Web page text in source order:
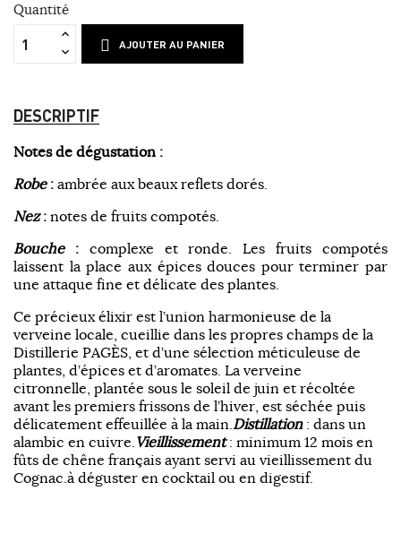
Quantité
AJOUTER AU PANIER
DESCRIPTIF
Notes de dégustation :
Robe: ambrée aux beaux reflets dorés.
Nez: notes de fruits compotés.
Bouche: complexe et ronde. Les fruits compotés
laissent la place aux épices douces pour terminer par
une attaque fine et délicate des plantes.
Ce précieux élixir est l’union harmonieuse de la
verveine locale, cueillie dans les propres champs de la
Distillerie PAGÈS, et d’une sélection méticuleuse de
plantes, d’épices et d’aromates. La verveine
citronnelle, plantée sous le soleil de juin et récoltée
avant les premiers frissons de l’hiver, est séchée puis
délicatement effeuillée à la main.Distillation: dans un
alambic en cuivre.Vieillissement: minimum 12 mois en
fûts de chêne français ayant servi au vieillissement du
Cognac.à déguster en cocktail ou en digestif.